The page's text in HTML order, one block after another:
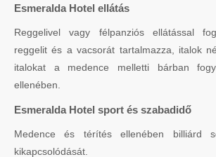
Esmeralda Hotel ellátás
Reggelivel vagy félpanziós ellátással
reggelit és a vacsorát tartalmazza, italok
italokat a medence melletti bárban
ellenében.
Esmeralda Hotel sport és szabadidő
Medence és térítés ellenében billiárd
kikapcsolódását.